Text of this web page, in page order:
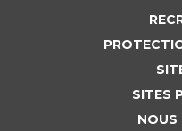
SITES
NOUS